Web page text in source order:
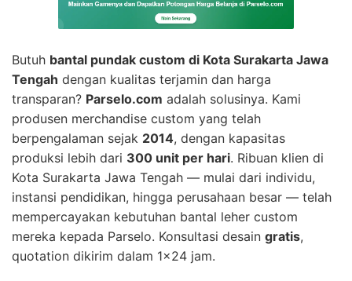
Butuh bantal pundak custom di Kota Surakarta Jawa
Tengah dengan kualitas terjamin dan harga
transparan? Parselo.com adalah solusinya. Kami
produsen merchandise custom yang telah
berpengalaman sejak 2014, dengan kapasitas
produksi lebih dari 300 unit per hari. Ribuan klien di
Kota Surakarta Jawa Tengah — mulai dari individu,
instansi pendidikan, hingga perusahaan besar — telah
mempercayakan kebutuhan bantal leher custom
mereka kepada Parselo. Konsultasi desain gratis,
quotation dikirim dalam 1×24 jam.